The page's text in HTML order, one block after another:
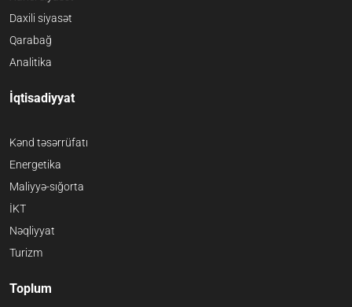
Daxili siyasət
Qarabağ
Analitika
İqtisadiyyat
Kənd təsərrüfatı
Energetika
Maliyyə-sığorta
İKT
Nəqliyyat
Turizm
Toplum